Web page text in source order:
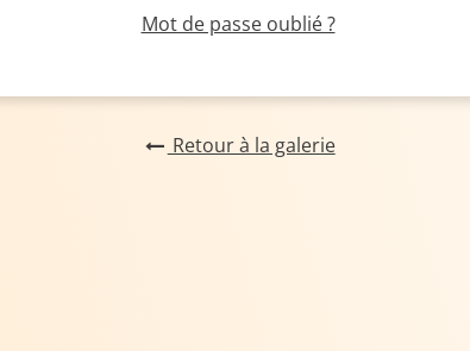
Mot de passe oublié ?
Retour à la galerie